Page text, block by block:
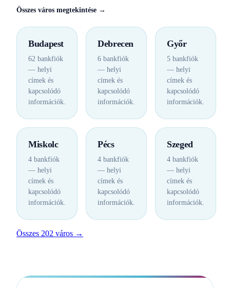
Összes város megtekintése →
Budapest
62 bankfiók
— helyi
címek és
kapcsolódó
információk.
Debrecen
6 bankfiók
— helyi
címek és
kapcsolódó
információk.
Győr
5 bankfiók
— helyi
címek és
kapcsolódó
információk.
Miskolc
4 bankfiók
— helyi
címek és
kapcsolódó
információk.
Pécs
4 bankfiók
— helyi
címek és
kapcsolódó
információk.
Szeged
4 bankfiók
— helyi
címek és
kapcsolódó
információk.
Összes 202 város →